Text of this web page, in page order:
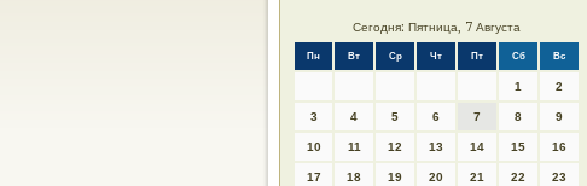
Сегодня: Пятница, 7 Августа
Пн Вт Ср Чт Пт Сб Вс
1 2
3 4 5 6 7 8 9
10 11 12 13 14 15 16
17 18 19 20 21 22 23